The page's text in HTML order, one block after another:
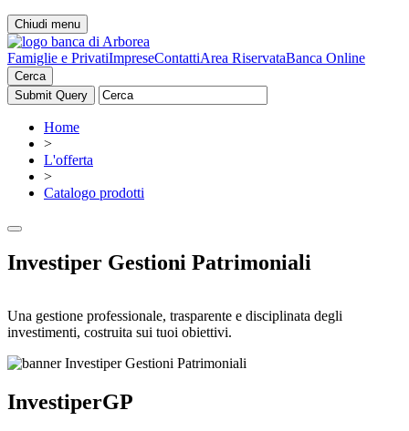
Chiudi menu
Famiglie e PrivatiImpreseContattiArea RiservataBanca Online
Cerca
Home
>
L'offerta
>
Catalogo prodotti
Investiper Gestioni Patrimoniali
Una gestione professionale, trasparente e disciplinata degli
investimenti, costruita sui tuoi obiettivi.
InvestiperGP